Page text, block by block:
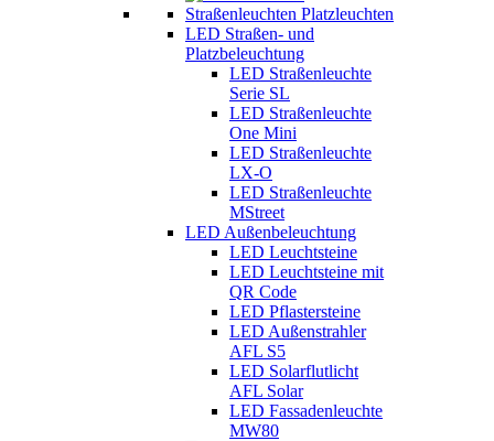
LED Straßen- und
Platzbeleuchtung
LED Straßenleuchte
Serie SL
LED Straßenleuchte
One Mini
LED Straßenleuchte
LX-O
LED Straßenleuchte
MStreet
LED Außenbeleuchtung
LED Leuchtsteine
LED Leuchtsteine mit
QR Code
LED Pflastersteine
LED Außenstrahler
AFL S5
LED Solarflutlicht
AFL Solar
LED Fassadenleuchte
MW80